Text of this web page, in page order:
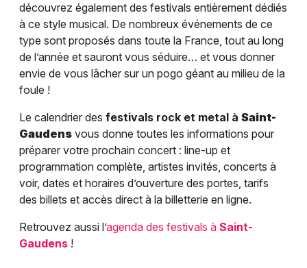
découvrez également des festivals entièrement dédiés
à ce style musical. De nombreux événements de ce
type sont proposés dans toute la France, tout au long
de l’année et sauront vous séduire… et vous donner
envie de vous lâcher sur un pogo géant au milieu de la
foule !
Le calendrier des festivals rock et metal à Saint-
Gaudens vous donne toutes les informations pour
préparer votre prochain concert : line-up et
programmation complète, artistes invités, concerts à
voir, dates et horaires d’ouverture des portes, tarifs
des billets et accès direct à la billetterie en ligne.
Retrouvez aussi l’agenda des festivals à Saint-
Gaudens !